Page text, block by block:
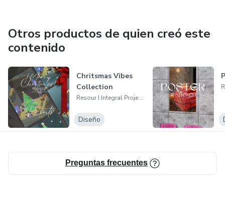
Trabajaremos visualmente en los efectos de refraccion y
transparentes.
CONTENIDO DEL CURSO:
1.Preparando el espacio de trabajo
2.Herramientas de trabajo a utilizar
3.Aprendiendo a usar las opciones de materiales
4.Render en tiempo real
Otros productos de quien creó este
contenido
Chritsmas Vibes
Collection
Resour I Integral Projects
Diseño
Preguntas frecuentes